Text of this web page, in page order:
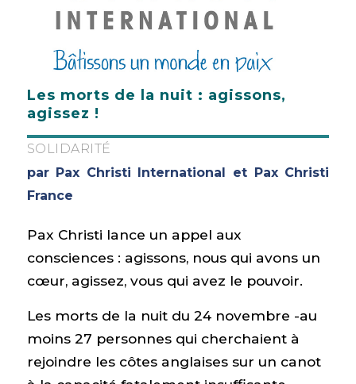
Les morts de la nuit : agissons,
agissez !
SOLIDARITÉ
par Pax Christi International et Pax Christi
France
Pax Christi lance un appel aux
consciences : agissons, nous qui avons un
cœur, agissez, vous qui avez le pouvoir.
Les morts de la nuit du 24 novembre -au
moins 27 personnes qui cherchaient à
rejoindre les côtes anglaises sur un canot